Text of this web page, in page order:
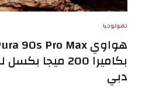
تكنولوجيا
بكاميرا 200
دبي